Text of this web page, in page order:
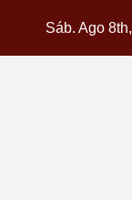
Sáb. Ago